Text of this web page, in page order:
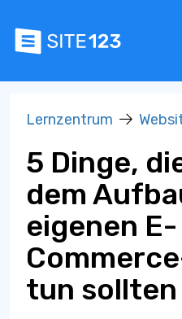
Lernzentrum
5 Dinge,
dem
eigenen E-
tun sollten